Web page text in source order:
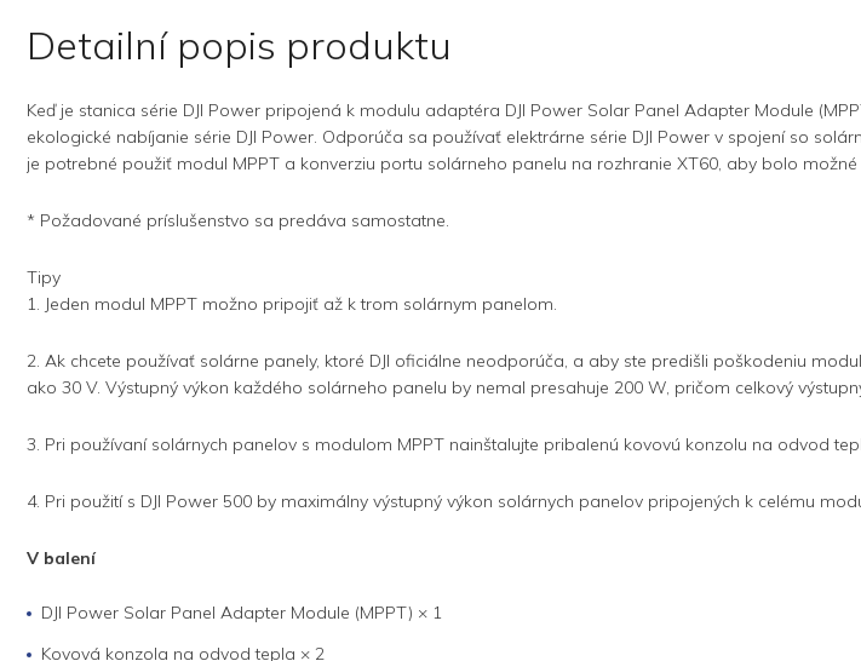
Detailní popis produktu
Keď je stanica série DJI Power pripojená k modulu adaptéra DJI Power Solar Panel Adapter Module
ekologické nabíjanie série DJI Power. Odporúča sa používať elektrárne série DJI Power v spojení so
je potrebné použiť modul MPPT a konverziu portu solárneho panelu na rozhranie XT60, aby bolo možné
* Požadované príslušenstvo sa predáva samostatne.
Tipy
1. Jeden modul MPPT možno pripojiť až k trom solárnym panelom.
2. Ak chcete používať solárne panely, ktoré DJI oficiálne neodporúča, a aby ste predišli poškodeniu
ako 30 V. Výstupný výkon každého solárneho panelu by nemal presahuje 200 W, pričom celkový
3. Pri používaní solárnych panelov s modulom MPPT nainštalujte pribalenú kovovú konzolu na odvod
4. Pri použití s ​​DJI Power 500 by maximálny výstupný výkon solárnych panelov pripojených k celému
V balení
DJI Power Solar Panel Adapter Module (MPPT) × 1
Kovová konzola na odvod tepla × 2